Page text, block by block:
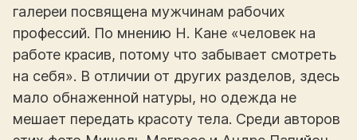
галереи посвящена мужчинам рабочих
профессий. По мнению Н. Кане «человек на
работе красив, потому что забывает смотреть
на себя». В отличии от других разделов, здесь
мало обнаженной натуры, но одежда не
мешает передать красоту тела. Среди авторов